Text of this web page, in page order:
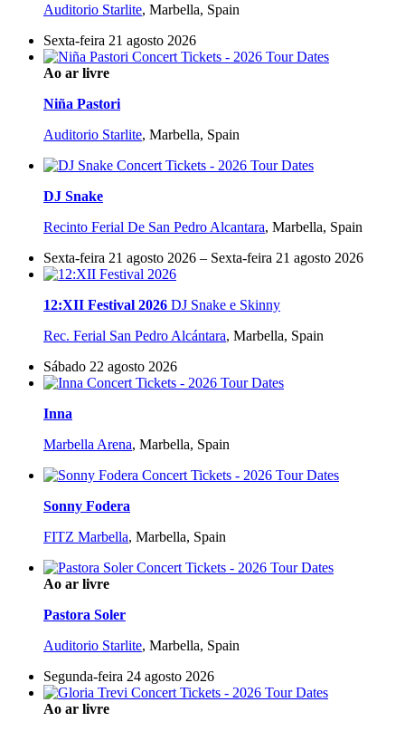
Auditorio Starlite, Marbella, Spain
Sexta-feira 21 agosto 2026
Ao ar livre
Niña Pastori
Auditorio Starlite, Marbella, Spain
DJ Snake
Recinto Ferial De San Pedro Alcantara, Marbella, Spain
Sexta-feira 21 agosto 2026 – Sexta-feira 21 agosto 2026
12:XII Festival 2026 DJ Snake e Skinny
Rec. Ferial San Pedro Alcántara, Marbella, Spain
Sábado 22 agosto 2026
Inna
Marbella Arena, Marbella, Spain
Sonny Fodera
FITZ Marbella, Marbella, Spain
Ao ar livre
Pastora Soler
Auditorio Starlite, Marbella, Spain
Segunda-feira 24 agosto 2026
Ao ar livre